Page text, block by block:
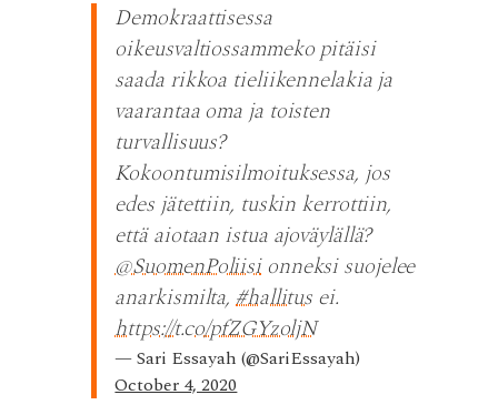
Demokraattisessa
oikeusvaltiossammeko pitäisi
saada rikkoa tieliikennelakia ja
vaarantaa oma ja toisten
turvallisuus?
Kokoontumisilmoituksessa, jos
edes jätettiin, tuskin kerrottiin,
että aiotaan istua ajoväylällä?
@SuomenPoliisionneksi suojelee
anarkismilta,#hallitus ei.
https://t.co/pfZGYzoljN
— Sari Essayah (@SariEssayah)
October 4, 2020